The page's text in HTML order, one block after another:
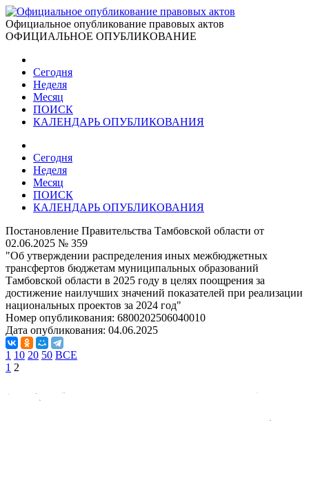
Официальное опубликование правовых актов
ОФИЦИАЛЬНОЕ ОПУБЛИКОВАНИЕ
Сегодня
Неделя
Месяц
ПОИСК
КАЛЕНДАРЬ ОПУБЛИКОВАНИЯ
Сегодня
Неделя
Месяц
ПОИСК
КАЛЕНДАРЬ ОПУБЛИКОВАНИЯ
Постановление Правительства Тамбовской области от
02.06.2025 № 359
"Об утверждении распределения иных межбюджетных
трансфертов бюджетам муниципальных образований
Тамбовской области в 2025 году в целях поощрения за
достижение наилучших значений показателей при реализации
национальных проектов за 2024 год"
Номер опубликования: 6800202506040010
Дата опубликования: 04.06.2025
1 10 20 50 ВСЕ
1 2